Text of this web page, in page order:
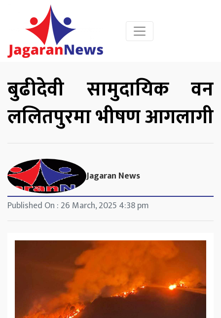
बुढीदेवी सामुदायिक वन
ललितपुरमा भीषण आगलागी
Jagaran News
Published On : 26 March, 2025 4:38 pm